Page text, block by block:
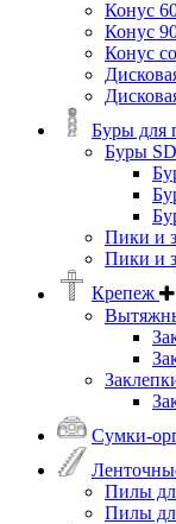
Конус
Конус
Конус
Буры для
Буры
Пики и
Пики и
Крепеж
Сумки-
Пилы
Пилы